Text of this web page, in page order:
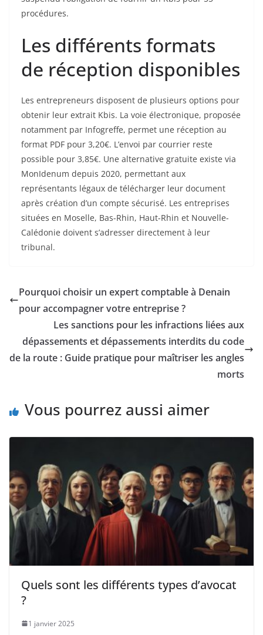
procédures.
Les différents formats
de réception disponibles
Les entrepreneurs disposent de plusieurs options pour
obtenir leur extrait Kbis. La voie électronique, proposée
notamment par Infogreffe, permet une réception au
format PDF pour 3,20€. L’envoi par courrier reste
possible pour 3,85€. Une alternative gratuite existe via
MonIdenum depuis 2020, permettant aux
représentants légaux de télécharger leur document
après création d’un compte sécurisé. Les entreprises
situées en Moselle, Bas-Rhin, Haut-Rhin et Nouvelle-
Calédonie doivent s’adresser directement à leur
tribunal.
Pourquoi choisir un expert comptable à Denain
pour accompagner votre entreprise ?
Les sanctions pour les infractions liées aux
dépassements et dépassements interdits du code
de la route : Guide pratique pour maîtriser les angles
morts
Vous pourrez aussi aimer
Quels sont les différents types d’avocat
?
1 janvier 2025